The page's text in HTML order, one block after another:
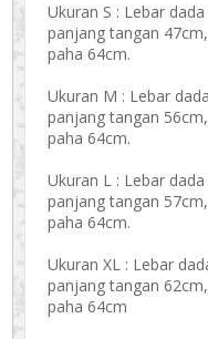
Ukuran S : Lebar
panjang tangan
paha 64cm.
Ukuran M : Lebar
panjang tangan
paha 64cm.
Ukuran L : Lebar
panjang tangan
paha 64cm.
Ukuran XL : Lebar
panjang tangan
paha 64cm